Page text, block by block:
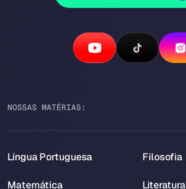
NOSSAS MATÉRIAS:
Língua Portuguesa
Matemática
Filosofia
Literatura